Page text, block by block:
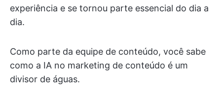
experiência e se tornou parte essencial do dia a
dia.
Como parte da equipe de conteúdo, você sabe
como a IA no marketing de conteúdo é um
divisor de águas.